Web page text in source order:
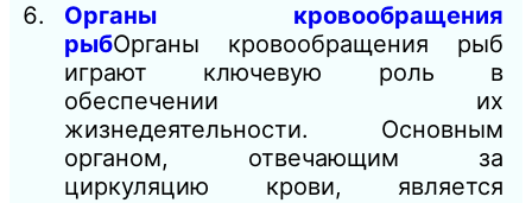
Органы кровообращения
рыбОрганы кровообращения рыб
играют ключевую роль в
обеспечении их
жизнедеятельности. Основным
органом, отвечающим за
циркуляцию крови, является